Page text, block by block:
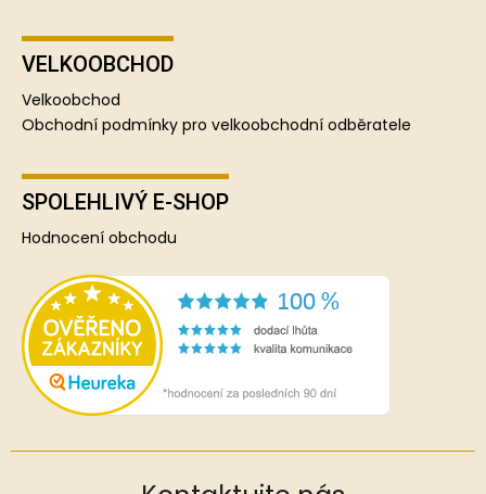
VELKOOBCHOD
Velkoobchod
Obchodní podmínky pro velkoobchodní odběratele
SPOLEHLIVÝ E-SHOP
Hodnocení obchodu